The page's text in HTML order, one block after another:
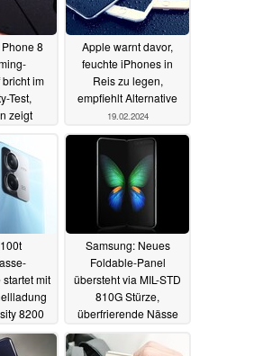
8
im
Test,
zeigt
LED-
Apple warnt davor,
feuchte iPhones in
Reis zu legen,
empfiehlt Alternative
19.02.2024
mit
8200
Samsung: Neues
Foldable-Panel
übersteht via MIL-STD
810G Stürze,
überfrierende Nässe
und
Temperaturwechsel